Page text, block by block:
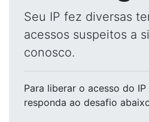
Seu IP fez diversas
acessos suspeitos a
conosco.
Para liberar o acesso do IP
responda ao desafio